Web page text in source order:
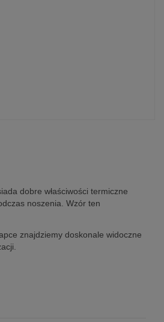
dobre właściwości termiczne
noszenia. Wzór ten
znajdziemy doskonale widoczne